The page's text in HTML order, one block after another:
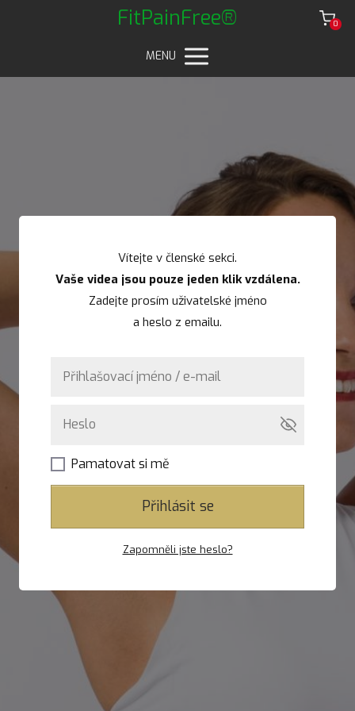
FitPainFree® 0
MENU
Vítejte v členské sekci.
Vaše videa jsou pouze jeden klik vzdálena.
Zadejte prosím uživatelské jméno
a heslo z emailu.
Pamatovat si mě
Přihlásit se
Zapomněli jste heslo?